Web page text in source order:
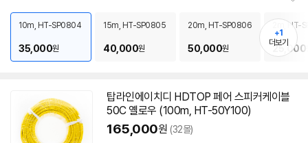
보
펼
치
10m, HT-SP0804
35,000원
15m, HT-SP0805
40,000원
20m, HT-SP0806
50,000원
2m, HT-
25,000
+1
더보기
탑라인에이치디 HDTOP 페어 스피커케이블
50C옐로우 (100m, HT-50Y100)
165,000원 (32몰)